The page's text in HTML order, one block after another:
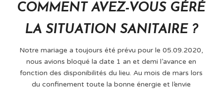
COMMENT AVEZ-VOUS GÉRÉ
LA SITUATION SANITAIRE ?
Notre mariage a toujours été prévu pour le 05.09.2020,
nous avions bloqué la date 1 an et demi l’avance en
fonction des disponibilités du lieu. Au mois de mars lors
du confinement toute la bonne énergie et l’envie